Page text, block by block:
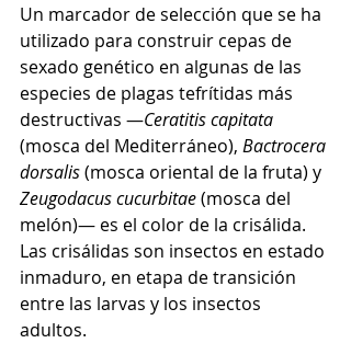
Un marcador de selección que se ha
utilizado para construir cepas de
sexado genético en algunas de las
especies de plagas tefrítidas más
destructivas —Ceratitis capitata
(mosca del Mediterráneo), Bactrocera
dorsalis (mosca oriental de la fruta) y
Zeugodacus cucurbitae (mosca del
melón)— es el color de la crisálida.
Las crisálidas son insectos en estado
inmaduro, en etapa de transición
entre las larvas y los insectos
adultos.